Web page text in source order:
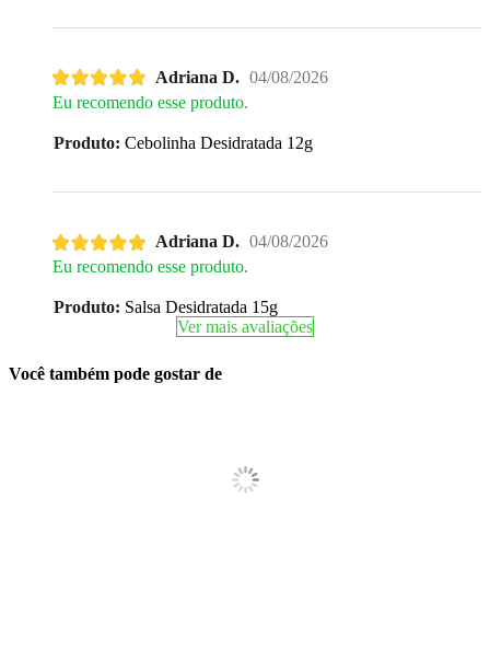
Adriana D. 04/08/2026
Eu recomendo esse produto.
Produto: Cebolinha Desidratada 12g
Adriana D. 04/08/2026
Eu recomendo esse produto.
Produto: Salsa Desidratada 15g
Ver mais avaliações
Você também pode gostar de